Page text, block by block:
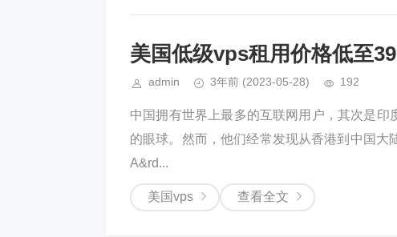
美国低级vps租用价格低至
admin 3年前 (2023-05-28) 192
中国拥有世界上最多的互联网用户，其次是
的眼球。然而，他们经常发现从香港到中国大
A&rd...
美国vps 查看全文